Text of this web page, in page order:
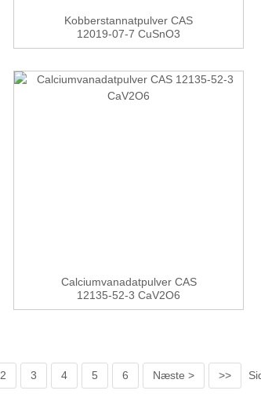
Kobberstannatpulver CAS
12019-07-7 CuSnO3
Calciumvanadatpulver CAS
12135-52-3 CaV2O6
2 3 4 5 6 Næste > >>